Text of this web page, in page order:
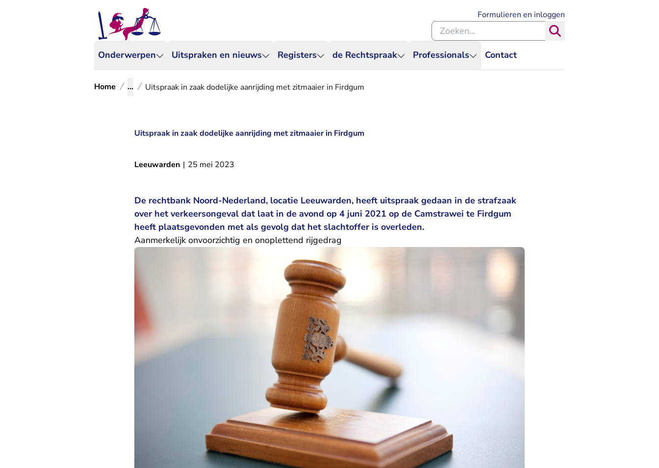
Onderwerpen Uitspraken en nieuws Registers de Rechtspraak Professionals Contact
Formulieren en inloggen
Zoeken binnen de Rechtspraak
Home ... Uitspraak in zaak dodelijke aanrijding met zitmaaier in Firdgum
Uitspraak in zaak dodelijke aanrijding met zitmaaier in Firdgum
Leeuwarden | 25 mei 2023
De rechtbank Noord-Nederland, locatie Leeuwarden, heeft uitspraak gedaan in de strafzaak
over het verkeersongeval dat laat in de avond op 4 juni 2021 op de Camstrawei te Firdgum
heeft plaatsgevonden met als gevolg dat het slachtoffer is overleden.
Aanmerkelijk onvoorzichtig en onoplettend rijgedrag